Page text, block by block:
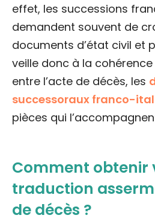
effet, les successions
demandent souvent de
documents d’état civil et
veille donc à la
entre l’acte de décès, les
successoraux franco-
pièces qui
Comment obtenir
traduction
de décès ?